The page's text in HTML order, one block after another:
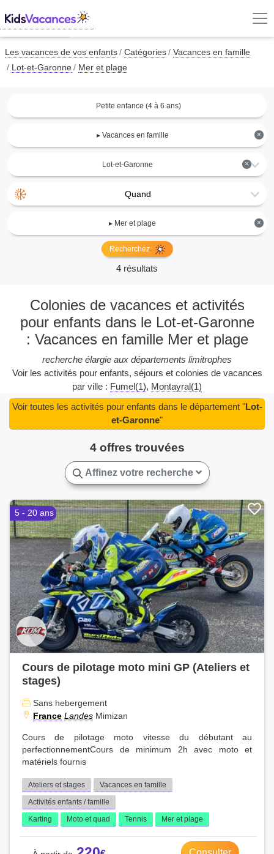
Les vacances de vos enfants Catégories
Vacances en famille
Lot-et-Garonne
Mer et plage
Petite enfance (4 à 6 ans)
×
▸ Vacances en famille
×
Lot-et-Garonne
Quand
×
▸ Mer et plage
Recherchez
4 résultats
Colonies de vacances et activités
pour enfants dans le Lot-et-Garonne
: Vacances en famille Mer et plage
recherche élargie aux départements limitrophes
Voir les activités pour enfants, séjours et colonies de vacances
par ville : Fumel(1) Montayral(1)
4 offres trouvées
Voir toutes les activités pour enfants dans le département "Lot-
et-Garonne"
Affinez votre recherche
5 - 20 ans
Cours de pilotage moto mini GP (Ateliers et
stages)
Sans hebergement
France Landes Mimizan
Cours de pilotage moto vitesse du débutant au
perfectionnementCours de minimum 2h avec moto et
matériels fournis
Ateliers et stages
Vacances en famille
Activités enfants / famille
Karting
Moto et quad Tennis Mer et plage